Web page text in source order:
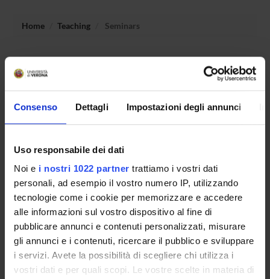
Consenso Dettagli Impostazioni degli annunci
Uso responsabile dei dati
Noi e i nostri 1022 partner trattiamo i vostri dati
personali, ad esempio il vostro numero IP, utilizzando
tecnologie come i cookie per memorizzare e accedere
alle informazioni sul vostro dispositivo al fine di
pubblicare annunci e contenuti personalizzati, misurare
gli annunci e i contenuti, ricercare il pubblico e sviluppare
i servizi. Avete la possibilità di scegliere chi utilizza i
vostri dati e per quali scopi. Le vostre scelte in materia di
Home Teaching Seminars
and Statistics.
COURSES
PHD PROGRAMMES AND POSTGRADUATE
TRAINING
Contacts
People
Places